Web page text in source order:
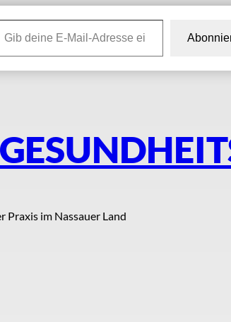
Adresse ein …
Praxis im Nassauer Land